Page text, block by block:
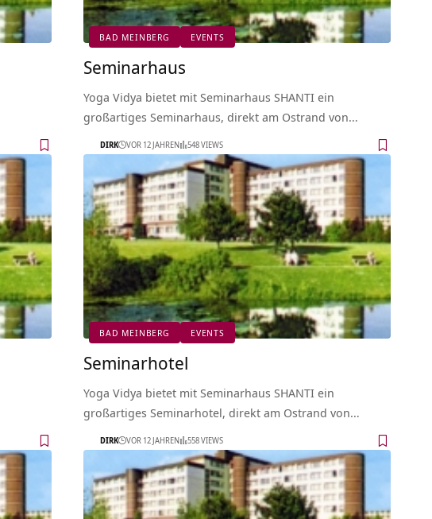
BAD MEINBERG EVENTS
Seminarhaus
Yoga Vidya bietet mit Seminarhaus SHANTI ein
großartiges Seminarhaus, direkt am Ostrand von…
DIRK VOR 12 JAHREN 548 VIEWS
BAD MEINBERG EVENTS
Seminarhotel
Yoga Vidya bietet mit Seminarhaus SHANTI ein
großartiges Seminarhotel, direkt am Ostrand von…
DIRK VOR 12 JAHREN 558 VIEWS